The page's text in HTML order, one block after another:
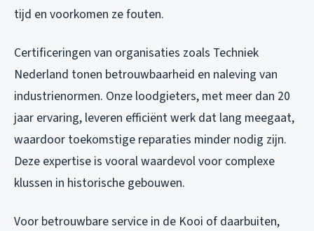
tijd en voorkomen ze fouten.
Certificeringen van organisaties zoals Techniek
Nederland tonen betrouwbaarheid en naleving van
industrienormen. Onze loodgieters, met meer dan 20
jaar ervaring, leveren efficiënt werk dat lang meegaat,
waardoor toekomstige reparaties minder nodig zijn.
Deze expertise is vooral waardevol voor complexe
klussen in historische gebouwen.
Voor betrouwbare service in de Kooi of daarbuiten,